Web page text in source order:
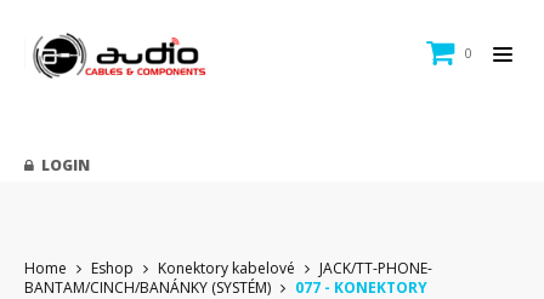
0
LOGIN
Home Eshop Konektory kabelové
JACK/TT-PHONE-
BANTAM/CINCH/BANÁNKY (SYSTÉM)
077 - KONEKTORY